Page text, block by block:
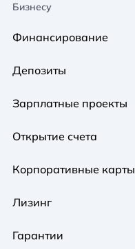
Обычный
A A
Средний Большой
A A
Бизнесу
Финансирование
Депозиты
Зарплатные проекты
Открытие счета
Корпоративные карты
Лизинг
Гарантии